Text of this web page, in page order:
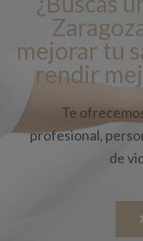
mejorar tu
rendir
Te
profesional,
de